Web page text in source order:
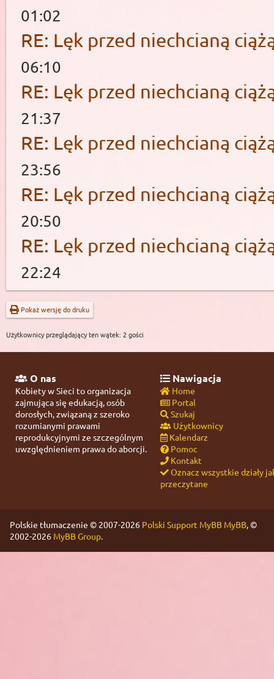
01:02
RE: Lęk przed niechcianą
06:10
RE: Lęk przed niechcianą
21:37
RE: Lęk przed niechcianą
23:56
RE: Lęk przed niechcianą
20:50
RE: Lęk przed niechcianą
22:24
Pokaż wersję do druku
Użytkownicy przeglądający ten wątek: 2 gości
O nas
Kobiety w Sieci to organizacja
zajmująca się edukacją, osób
dorosłych, związaną z szeroko
rozumianymi prawami
reprodukcyjnymi ze szczególnym
uwzględnieniem prawa do aborcji.
Nawigacja
Home
Portal
Szukaj
Użytkownicy
Kalendarz
Pomoc
Kontakt
Oznacz wszystkie działy
przeczytane
Polskie tłumaczenie © 2007-2026 Polski Support MyBB MyBB, ©
2002-2026 MyBB Group.